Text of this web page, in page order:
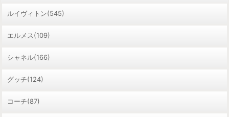
ルイヴィトン(545)
エルメス(109)
シャネル(166)
グッチ(124)
コーチ(87)